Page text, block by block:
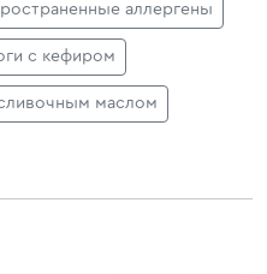
аллергены
с кефиром
маслом